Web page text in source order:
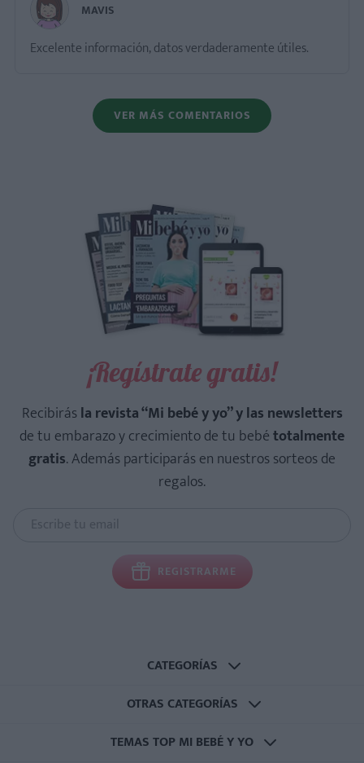
MAVIS
Excelente información, datos verdaderamente útiles.
VER MÁS COMENTARIOS
¡Regístrate gratis!
Recibirásla revista “Mi bebé y yo” y las newsletters
de tu embarazo y crecimiento de tu bebétotalmente
gratis. Además participarás en nuestros sorteos de
regalos.
REGISTRARME
CATEGORÍAS
OTRAS CATEGORÍAS
TEMAS TOP MI BEBÉ Y YO